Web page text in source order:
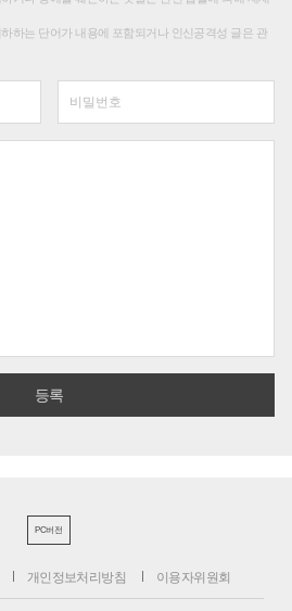
하는 단어가 내용에 포함되거나 인신공격성 글은 관
PC버전
개인정보처리방침 이용자위원회